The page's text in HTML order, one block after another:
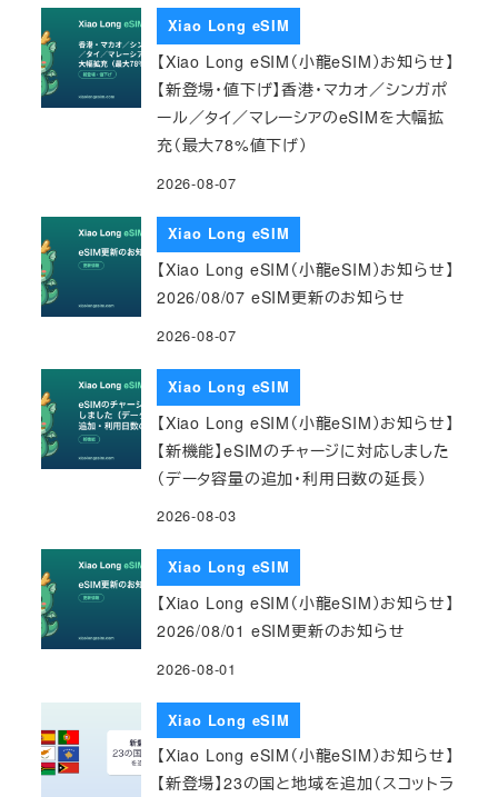
Xiao Long eSIM
【Xiao Long eSIM（小龍eSIM）お知らせ】
【新登場・値下げ】香港・マカオ／シンガポ
ール／タイ／マレーシアのeSIMを大幅拡
充（最大78%値下げ）
2026-08-07
Xiao Long eSIM
【Xiao Long eSIM（小龍eSIM）お知らせ】
2026/08/07 eSIM更新のお知らせ
2026-08-07
Xiao Long eSIM
【Xiao Long eSIM（小龍eSIM）お知らせ】
【新機能】eSIMのチャージに対応しました
（データ容量の追加・利用日数の延長）
2026-08-03
Xiao Long eSIM
【Xiao Long eSIM（小龍eSIM）お知らせ】
2026/08/01 eSIM更新のお知らせ
2026-08-01
Xiao Long eSIM
【Xiao Long eSIM（小龍eSIM）お知らせ】
【新登場】23の国と地域を追加（スコットラ